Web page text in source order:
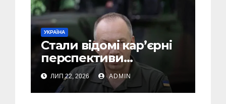
УКРАЇНА
Стали відомі кар’єрні
перспективи
Сирського після
звільнення з посади
Головкому ВСУ
ЛИП 22, 2026 ADMIN